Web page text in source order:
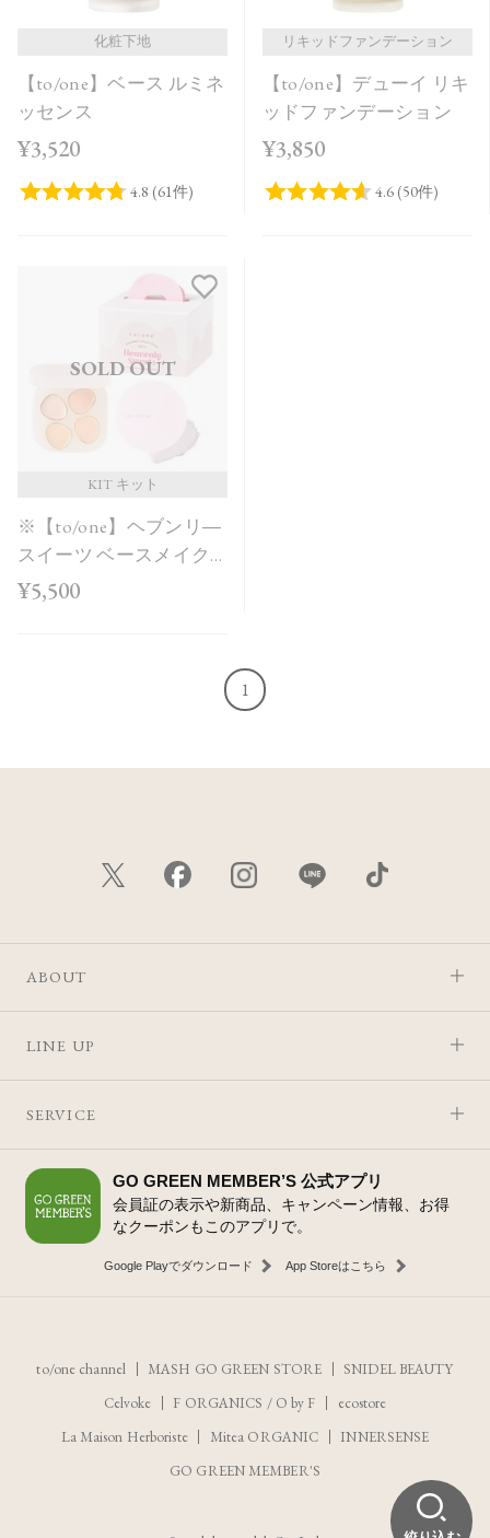
化粧下地
【to/one】ベース ルミネ
ッセンス
¥3,520
リキッドファンデーション
【to/one】デューイ リキ
ッドファンデーション
¥3,850
SOLD OUT
KIT キット
※【to/one】ヘブンリ―
スイーツ ベースメイク
ボックス＜Holiday
¥5,500
1
ABOUT
LINE UP
SERVICE
GO GREEN MEMBER’S 公式アプリ
会員証の表示や新商品、キャンペーン情報、お得
なクーポンもこのアプリで。
Google Playでダウンロード App Storeはこちら
to/one channel MASH GO GREEN STORE
SNIDEL BEAUTY
Celvoke
F ORGANICS / O by F
ecostore
La Maison Herboriste
Mitea ORGANIC
INNERSENSE
GO GREEN MEMBER'S